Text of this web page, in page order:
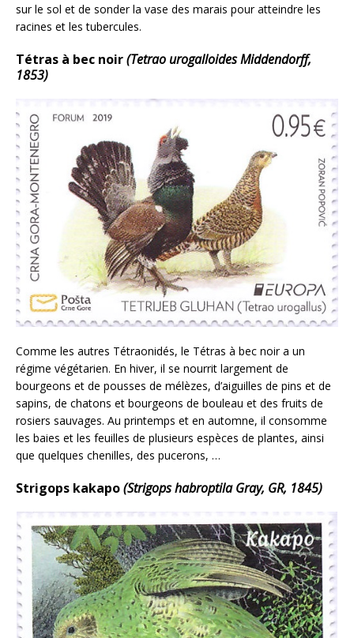
sur le sol et de sonder la vase des marais pour atteindre les
racines et les tubercules.
Tétras à bec noir(Tetrao urogalloides Middendorff,
1853)
Comme les autres Tétraonidés, le Tétras à bec noir a un
régime végétarien. En hiver, il se nourrit largement de
bourgeons et de pousses de mélèzes, d’aiguilles de pins et de
sapins, de chatons et bourgeons de bouleau et des fruits de
rosiers sauvages. Au printemps et en automne, il consomme
les baies et les feuilles de plusieurs espèces de plantes, ainsi
que quelques chenilles, des pucerons, …
Strigops kakapo(Strigops habroptila Gray, GR, 1845)